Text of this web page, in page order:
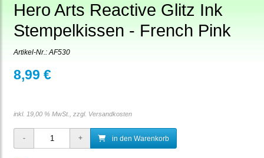
Hero Arts Reactive Glitz Ink
Stempelkissen - French Pink
Artikel-Nr.: AF530
8,99 €
inkl. 19,00 % MwSt., zzgl. Versandkosten
in den Warenkorb